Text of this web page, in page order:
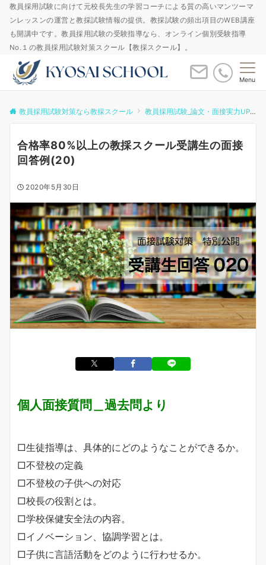
教員採用試験に向けて元校長先生の学習コーチによる質の高いマンツーマ
ンレッスンの運営と教採試験情報の提供。教採試験の頻出項目のWEB講座
も開講中です。教員採用試験の受験指導なら、オンライン個別受験指導
No.１の教員採用試験対策スクール【教採スクール】。
Menu
教員採用試験対策なら教採スクール 教員採用試験_論文・面接実力UPゼミ
合格率80%以上の教採スクール受講生の面接
回答例(20)
2020年5月30日
個人面接質問＿過去問より
□生徒指導は、具体的にどのようなことができるか。
□不登校の定義
□不登校の子供への対応
□校長の役割とは。
□学校保健安全法の内容。
□イノベーション、協調学習とは。
□子供に言語活動をどのように行わせるか。